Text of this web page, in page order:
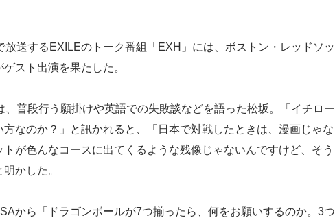
放送するEXILEのトーク番組「EXH」には、ボストン・レッドソッ
ゲスト出演を果たした。
、普段行う願掛けや英語での失敗談などを語った松坂。「イチロー
方なのか？」と訊かれると、「日本で対戦したときは、漫画じゃな
トが色んなコースに出てくるような残像じゃないんですけど、そう
かした。
から「ドラゴンボールが7つ揃ったら、何をお願いするのか。3つ